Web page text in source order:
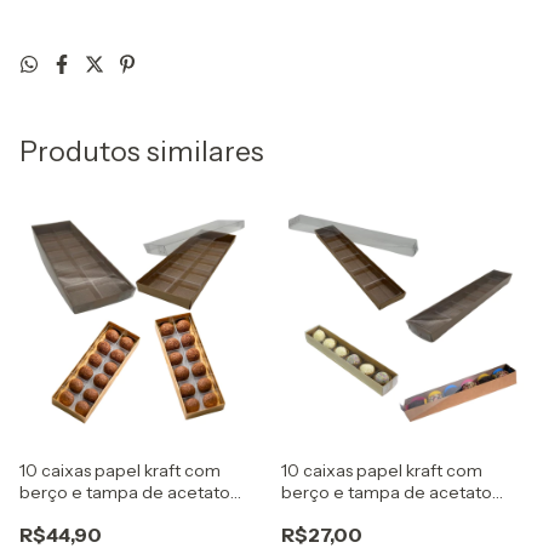
Produtos similares
10 caixas papel kraft com
berço e tampa de acetato
R$44,90
10 caixas papel kraft com
berço e tampa de acetato
R$27,00